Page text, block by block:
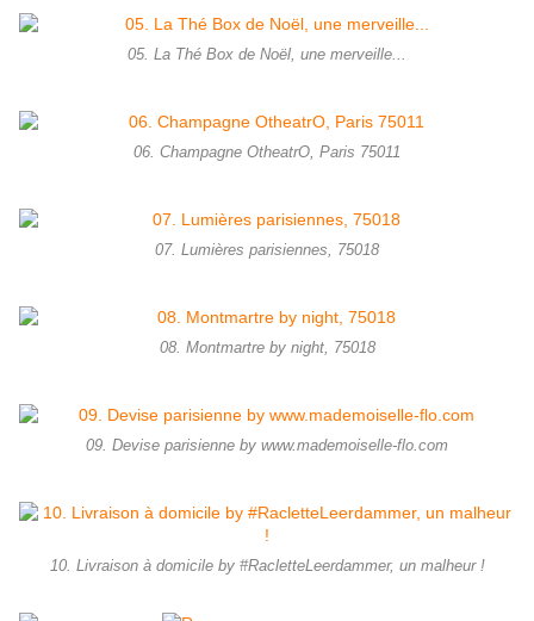
05. La Thé Box de Noël, une merveille...
06. Champagne OtheatrO, Paris 75011
07. Lumières parisiennes, 75018
08. Montmartre by night, 75018
09. Devise parisienne by www.mademoiselle-flo.com
10. Livraison à domicile by #RacletteLeerdammer, un malheur !